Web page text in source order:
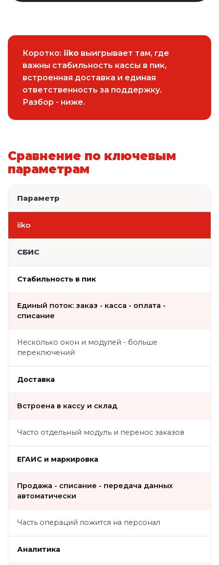
Инструкции
Новости
Подкасты
Коротко: iiko выигрывает там, где
важны стабильность кассы в пик,
встроенная доставка и единая
ответственность за поддержку.
Разбор - ниже.
Сравнение по ключевым
параметрам
Параметр
iiko
СБИС
Стабильность в пик
Единый поток: заказ - касса - оплата -
списание
Несколько окон и модулей - больше
переключений
Доставка
Встроена в кассу и склад
Часто отдельный модуль и перенос заказов
ЕГАИС и маркировка
Продажа - списание - передача данных
автоматически
Часть операций ложится на персонал
Аналитика